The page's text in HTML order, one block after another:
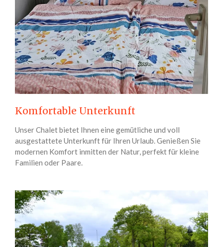
Komfortable Unterkunft
Unser Chalet bietet Ihnen eine gemütliche und voll
ausgestattete Unterkunft für Ihren Urlaub. Genießen Sie
modernen Komfort inmitten der Natur, perfekt für kleine
Familien oder Paare.